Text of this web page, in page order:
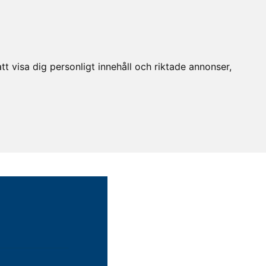
visa dig personligt innehåll och riktade annonser,